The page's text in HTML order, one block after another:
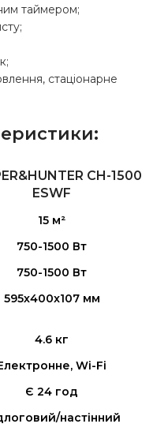
таймером;
стаціонарне
CH-1500
ESWF
15 м²
750-1500 Вт
750-1500 Вт
595х400x107 мм
4.6 кг
Wi-Fi
Є 24 год
настінний